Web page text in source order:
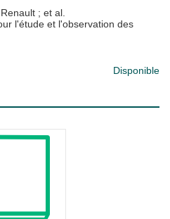
; et al.
l'étude et l'observation des
Disponible